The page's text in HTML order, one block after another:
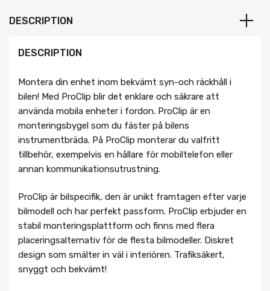
DESCRIPTION
DESCRIPTION
Montera din enhet inom bekvämt syn-och räckhåll i
bilen! Med ProClip blir det enklare och säkrare att
använda mobila enheter i fordon. ProClip är en
monteringsbygel som du fäster på bilens
instrumentbräda. På ProClip monterar du valfritt
tillbehör, exempelvis en hållare för mobiltelefon eller
annan kommunikationsutrustning.
ProClip är bilspecifik, den är unikt framtagen efter varje
bilmodell och har perfekt passform. ProClip erbjuder en
stabil monteringsplattform och finns med flera
placeringsalternativ för de flesta bilmodeller. Diskret
design som smälter in väl i interiören. Trafiksäkert,
snyggt och bekvämt!